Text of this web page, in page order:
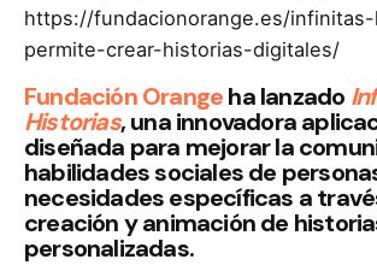
https://fundacionorange.es/
permite-crear-historias-digitales/
Fundación Orangeha lanzado
Historias, una innovadora
diseñada para mejorar la
habilidades sociales de
necesidades específicas a
creación y animación de
personalizadas.